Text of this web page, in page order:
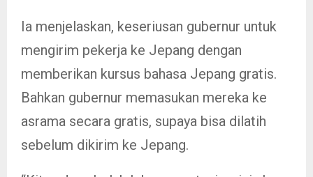
Ia menjelaskan, keseriusan gubernur untuk
mengirim pekerja ke Jepang dengan
memberikan kursus bahasa Jepang gratis.
Bahkan gubernur memasukan mereka ke
asrama secara gratis, supaya bisa dilatih
sebelum dikirim ke Jepang.